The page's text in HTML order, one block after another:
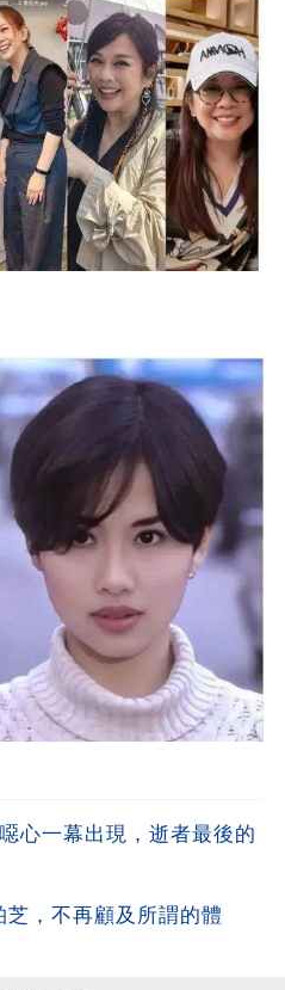
心一幕出現，逝者最後的
，不再顧及所謂的體